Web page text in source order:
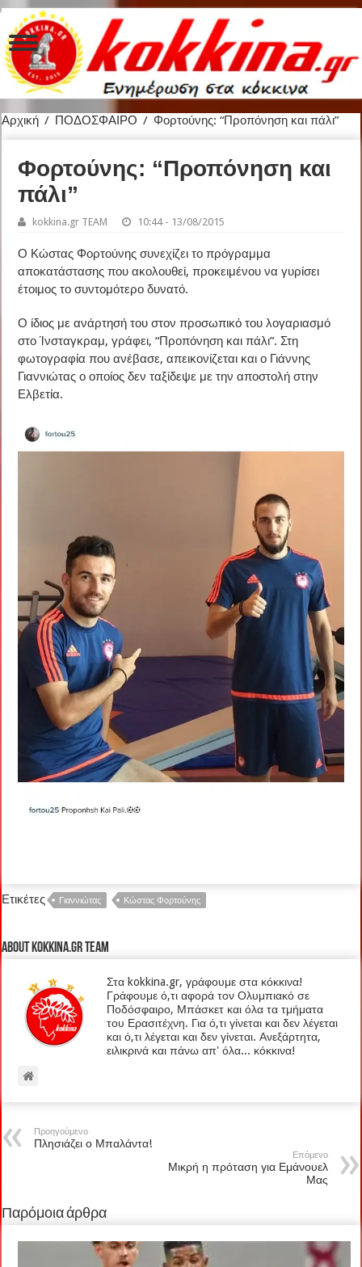
Αρχική / ΠΟΔΟΣΦΑΙΡΟ / Φορτούνης: “Προπόνηση και πάλι”
Φορτούνης: “Προπόνηση και
πάλι”
kokkina.gr TEAM 10:44 - 13/08/2015
Ο Κώστας Φορτούνης συνεχίζει το πρόγραμμα
αποκατάστασης που ακολουθεί, προκειμένου να γυρίσει
έτοιμος το συντομότερο δυνατό.
Ο ίδιος με ανάρτησή του στον προσωπικό του λογαριασμό
στο Ίνσταγκραμ, γράφει, “Προπόνηση και πάλι”. Στη
φωτογραφία που ανέβασε, απεικονίζεται και ο Γιάννης
Γιαννιώτας ο οποίος δεν ταξίδεψε με την αποστολή στην
Ελβετία.
Ετικέτες Γιαννιώτας Κώστας Φορτούνης
About kokkina.gr TEAM
Στα kokkina.gr, γράφουμε στα κόκκινα!
Γράφουμε ό,τι αφορά τον Ολυμπιακό σε
Ποδόσφαιρο, Μπάσκετ και όλα τα τμήματα
του Ερασιτέχνη. Για ό,τι γίνεται και δεν λέγεται
και ό,τι λέγεται και δεν γίνεται. Ανεξάρτητα,
ειλικρινά και πάνω απ' όλα... κόκκινα!
Προηγούμενο
Πλησιάζει ο Μπαλάντα!
Επόμενο
Μικρή η πρόταση για Εμάνουελ
Μας
Παρόμοια άρθρα